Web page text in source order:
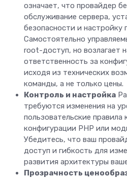
означает, что провайдер
обслуживание сервера,
безопасности и настройку
Самостоятельно
root-доступ, но возлагает
ответственность за
исходя из технических
команды, а не только цены.
Контроль и настройка
требуются изменения на
пользовательские
конфигурации PHP или
Убедитесь, что ваш
доступ и гибкость для
развития архитектуры
Прозрачность